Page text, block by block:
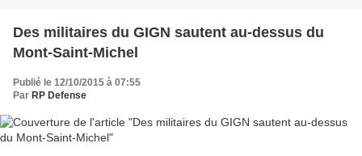
Des militaires du GIGN sautent au-dessus du
Mont-Saint-Michel
Publié le 12/10/2015 à 07:55
Par RP Defense